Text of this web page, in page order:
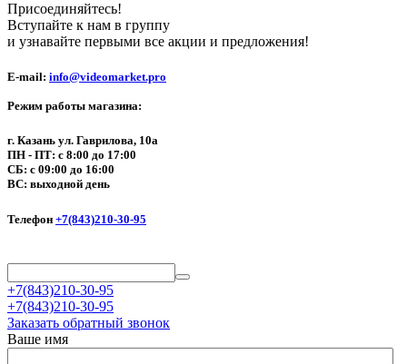
Присоединяйтесь!
Вступайте к нам в группу
и узнавайте первыми все акции и предложения!
E-mail: info@videomarket.pro
Режим работы магазина:
г. Казань ул. Гаврилова, 10а
ПН - ПТ: с 8:00 до 17:00
СБ: с 09:00 до 16:00
ВС: выходной день
Телефон +7(843)210-30-95
+7(843)210-30-95
+7(843)210-30-95
Заказать обратный звонок
Ваше имя